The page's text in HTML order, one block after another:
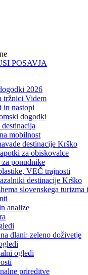
POSAVJA
2026
tržnici Videm
in nastopi
dogodki
mobilnost
destinacije Krško
za obiskovalce
ponudnike
VEČ trajnosti
destinacije Krško
slovenskega
analize
dlani: zeleno doživetje
ogledi
prireditve